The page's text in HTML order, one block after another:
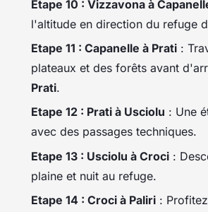
Etape 10 : Vizzavona à
l'altitude en direction du refuge
Etape 11 : Capanelle à Prati :
plateaux et des forêts avant
Prati.
Etape 12 : Prati à Usciolu : Une
avec des passages techniques.
Etape 13 : Usciolu à Croci :
plaine et nuit au refuge.
Etape 14 : Croci à Paliri :